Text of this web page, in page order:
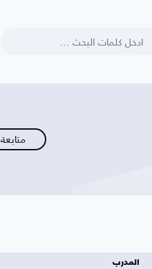
متابعة
المدرب